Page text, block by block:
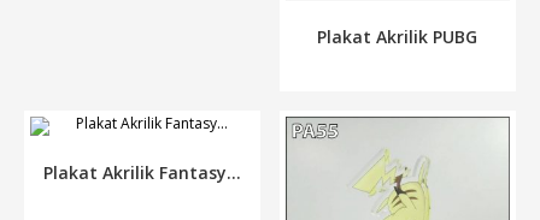
Plakat Akrilik PUBG
Plakat Akrilik Fantasy...